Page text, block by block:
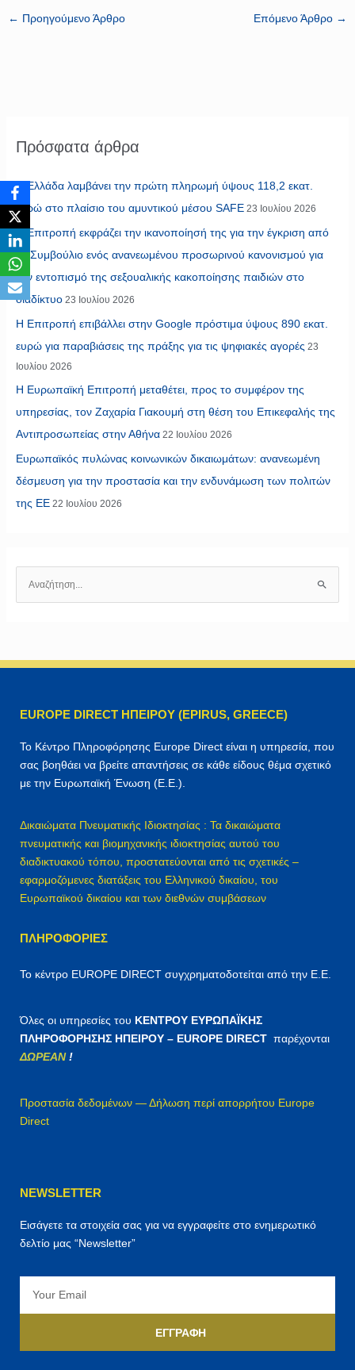
← Προηγούμενο Άρθρο Επόμενο Άρθρο →
Πρόσφατα άρθρα
Η Ελλάδα λαμβάνει την πρώτη πληρωμή ύψους 118,2 εκατ.
ευρώ στο πλαίσιο του αμυντικού μέσου SAFE 23 Ιουλίου 2026
Η Επιτροπή εκφράζει την ικανοποίησή της για την έγκριση από
το Συμβούλιο ενός ανανεωμένου προσωρινού κανονισμού για
τον εντοπισμό της σεξουαλικής κακοποίησης παιδιών στο
διαδίκτυο 23 Ιουλίου 2026
Η Επιτροπή επιβάλλει στην Google πρόστιμα ύψους 890 εκατ.
ευρώ για παραβιάσεις της πράξης για τις ψηφιακές αγορές 23
Ιουλίου 2026
Η Ευρωπαϊκή Επιτροπή μεταθέτει, προς το συμφέρον της
υπηρεσίας, τον Ζαχαρία Γιακουμή στη θέση του Επικεφαλής της
Αντιπροσωπείας στην Αθήνα 22 Ιουλίου 2026
Ευρωπαϊκός πυλώνας κοινωνικών δικαιωμάτων: ανανεωμένη
δέσμευση για την προστασία και την ενδυνάμωση των πολιτών
της ΕΕ 22 Ιουλίου 2026
η
EUROPE DIRECT ΗΠΕΙΡΟΥ (EPIRUS, GREECE)
Το Κέντρο Πληροφόρησης Europe Direct είναι η υπηρεσία, που
σας βοηθάει να βρείτε απαντήσεις σε κάθε είδους θέμα σχετικό
με την Ευρωπαϊκή Ένωση (Ε.Ε.).
Δικαιώματα Πνευματικής Ιδιοκτησίας : Τα δικαιώματα
πνευματικής και βιομηχανικής ιδιοκτησίας αυτού του
διαδικτυακού τόπου, προστατεύονται από τις σχετικές –
εφαρμοζόμενες διατάξεις του Ελληνικού δικαίου, του
Ευρωπαϊκού δικαίου και των διεθνών συμβάσεων
ΠΛΗΡΟΦΟΡΊΕΣ
Το κέντρο EUROPE DIRECT συγχρηματοδοτείται από την Ε.Ε.
Όλες οι υπηρεσίες του ΚΕΝΤΡΟΥ ΕΥΡΩΠΑΪΚΗΣ
ΠΛΗΡΟΦΟΡΗΣΗΣ ΗΠΕΙΡΟΥ – EUROPE DIRECT παρέχονται
ΔΩΡΕΑΝ!
Προστασία δεδομένων — Δήλωση περί απορρήτου Europe
Direct
NEWSLETTER
Εισάγετε τα στοιχεία σας για να εγγραφείτε στο ενημερωτικό
δελτίο μας “Newsletter”
ΕΓΓΡΑΦΉ